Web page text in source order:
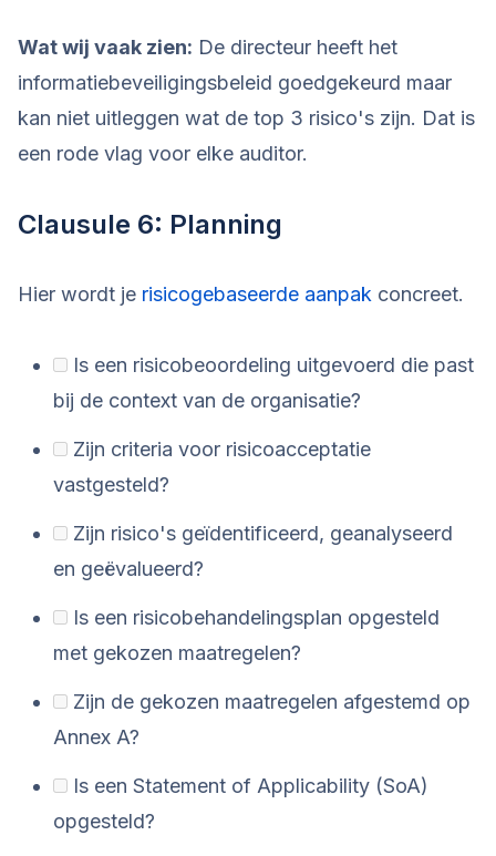
Wat wij vaak zien: De directeur heeft het
informatiebeveiligingsbeleid goedgekeurd maar
kan niet uitleggen wat de top 3 risico's zijn. Dat is
een rode vlag voor elke auditor.
Clausule 6: Planning
Hier wordt je risicogebaseerde aanpak concreet.
Is een risicobeoordeling uitgevoerd die past
bij de context van de organisatie?
Zijn criteria voor risicoacceptatie
vastgesteld?
Zijn risico's geïdentificeerd, geanalyseerd
en geëvalueerd?
Is een risicobehandelingsplan opgesteld
met gekozen maatregelen?
Zijn de gekozen maatregelen afgestemd op
Annex A?
Is een Statement of Applicability (SoA)
opgesteld?